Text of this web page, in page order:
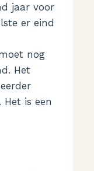
jaar voor
er eind
nog
Het
is een